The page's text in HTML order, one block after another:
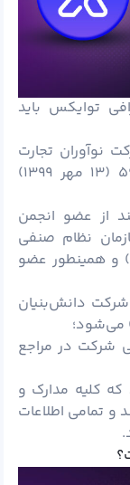
توایکس باید
نوآوران تجارت
الکترونیک سورین با شماره ثبت: ۵۶۶۳۵۲ (۱۳ مهر ۱۳۹۹)
از عضو انجمن
۱۴۰۴)، عضو سازمان نظام صنفی
رایانه‌ای استان تهران (اعتبار تا مرداد ۱۴۰۴) و همینطور عضو
دانش‌بنیان
شرکت در مراجع
که کلیه مدارک و
و تمامی اطلاعات